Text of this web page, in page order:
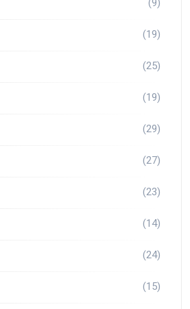
(9)
(19)
(25)
(19)
(29)
(27)
(23)
(14)
(24)
(15)